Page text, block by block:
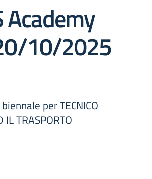
Academy
10/2025
per TECNICO
IL TRASPORTO